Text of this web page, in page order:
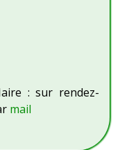
: sur rendez-
mail